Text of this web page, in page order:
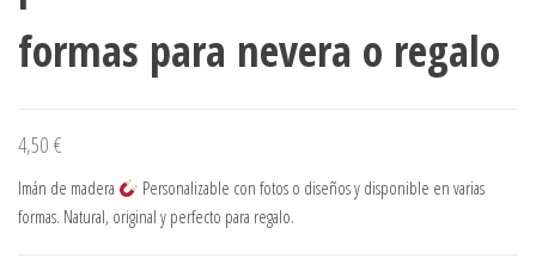
formas para nevera o regalo
4,50 €
Imán de madera
Personalizable con fotos o diseños y disponible en varias
formas. Natural, original y perfecto para regalo.